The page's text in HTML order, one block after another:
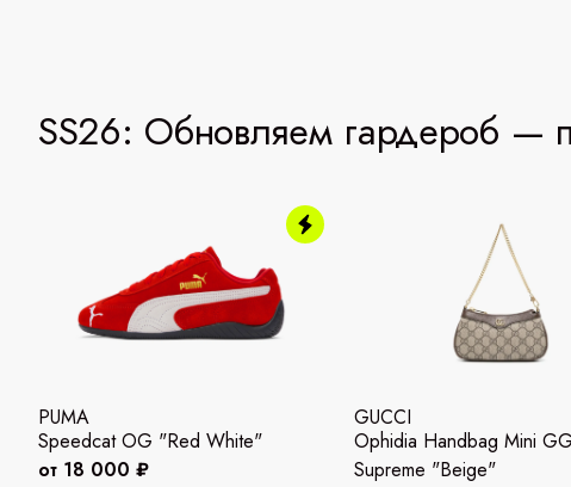
SS26: Обновляем гардероб —
PUMA
Speedcat OG "Red White"
от 18 000 ₽
GUCCI
Ophidia Handbag Mini GG
Supreme "Beige"